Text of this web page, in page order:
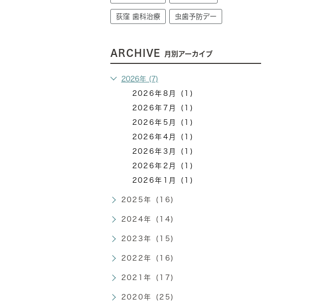
荻窪 歯科治療 虫歯予防デー
ARCHIVE 月別アーカイブ
2026年 (7)
2026年8月 (1)
2026年7月 (1)
2026年5月 (1)
2026年4月 (1)
2026年3月 (1)
2026年2月 (1)
2026年1月 (1)
2025年 (16)
2024年 (14)
2023年 (15)
2022年 (16)
2021年 (17)
2020年 (25)